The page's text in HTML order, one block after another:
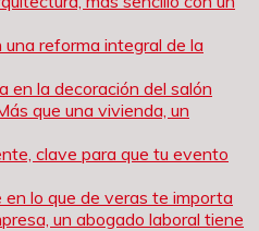
reforma integral de la
en la decoración del salón
que una vivienda, un
clave para que tu evento
lo que de veras te importa
un abogado laboral tiene